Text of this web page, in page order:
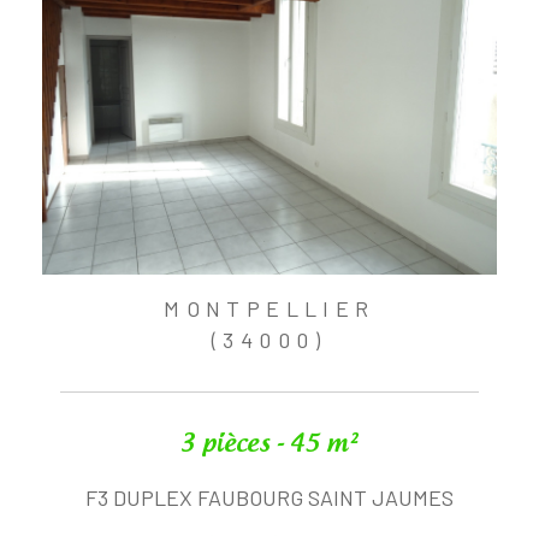
MONTPELLIER
(34000)
3 pièces - 45 m²
F3 DUPLEX FAUBOURG SAINT JAUMES